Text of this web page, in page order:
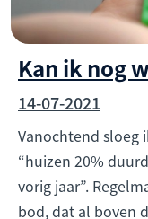
Kan ik nog
14-07-2021
Vanochtend sloeg
“huizen 20%
vorig jaar”.
bod, dat al boven